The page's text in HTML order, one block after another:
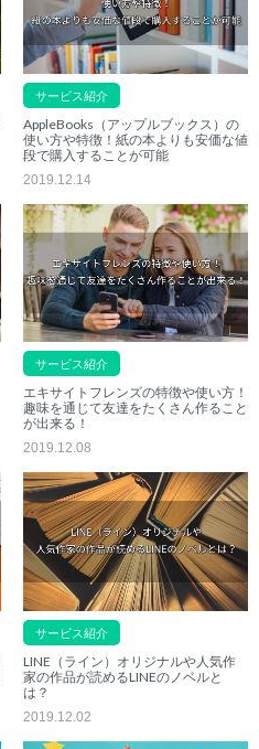
サービス紹介
AppleBooks（アップルブックス）の
使い方や特徴！紙の本よりも安価な値
段で購入することが可能
2019.12.14
サービス紹介
エキサイトフレンズの特徴や使い方！
趣味を通じて友達をたくさん作ること
が出来る！
2019.12.08
サービス紹介
LINE（ライン）オリジナルや人気作
家の作品が読めるLINEのノベルと
は？
2019.12.02